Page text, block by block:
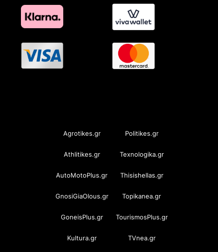
Agrotikes.gr Politikes.gr
Athlitikes.gr Texnologika.gr
AutoMotoPlus.gr Thisishellas.gr
GnosiGiaOlous.gr Topikanea.gr
GoneisPlus.gr TourismosPlus.gr
Kultura.gr TVnea.gr